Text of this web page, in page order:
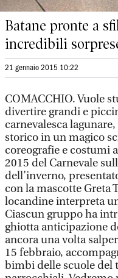
Batane pronte a
incredibili
21 gennaio 2015 10:22
COMACCHIO. Vuole
divertire grandi e
carnevalesca
storico in un magico
coreografie e costumi
2015 del Carnevale
dell’inverno,
con la mascotte Greta
locandine interpreta
Ciascun gruppo ha
ghiotta anticipazione
ancora una volta
15 febbraio,
bimbi delle scuole del